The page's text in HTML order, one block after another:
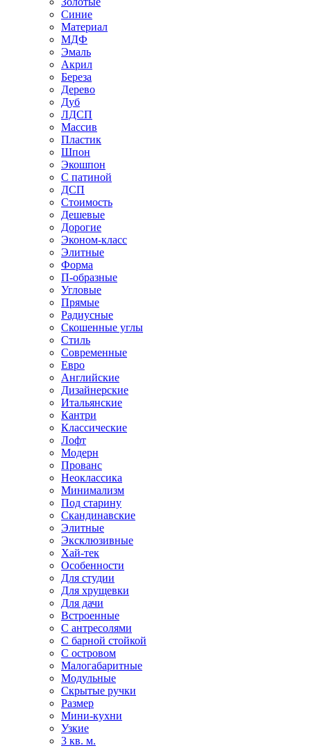
Синие
Материал
МДФ
Эмаль
Акрил
Береза
Дерево
Дуб
ЛДСП
Массив
Пластик
Шпон
Экошпон
С патиной
ДСП
Стоимость
Дешевые
Дорогие
Эконом-класс
Элитные
Форма
П-образные
Угловые
Прямые
Радиусные
Скошенные углы
Стиль
Современные
Евро
Английские
Дизайнерские
Итальянские
Кантри
Классические
Лофт
Модерн
Прованс
Неоклассика
Минимализм
Под старину
Скандинавские
Элитные
Эксклюзивные
Хай-тек
Особенности
Для студии
Для хрущевки
Для дачи
Встроенные
С антресолями
С барной стойкой
С островом
Малогабаритные
Модульные
Скрытые ручки
Размер
Мини-кухни
Узкие
3 кв. м.